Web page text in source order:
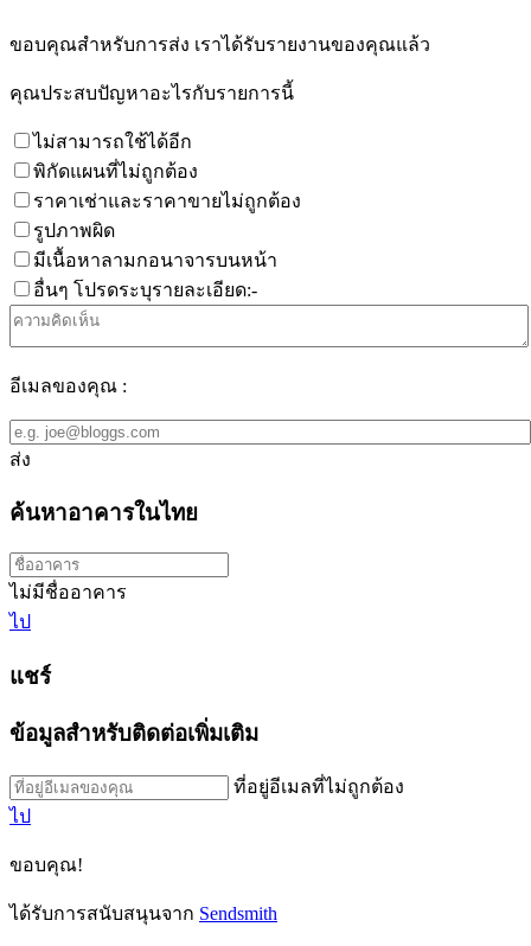
ขอบคุณสำหรับการส่ง เราได้รับรายงานของคุณแล้ว
คุณประสบปัญหาอะไรกับรายการนี้
ไม่สามารถใช้ได้อีก
พิกัดแผนที่ไม่ถูกต้อง
ราคาเช่าและราคาขายไม่ถูกต้อง
รูปภาพผิด
มีเนื้อหาลามกอนาจารบนหน้า
อื่นๆ โปรดระบุรายละเอียด:-
อีเมลของคุณ :
ส่ง
ค้นหาอาคารในไทย
ไม่มีชื่ออาคาร
ไป
แชร์
ข้อมูลสำหรับติดต่อเพิ่มเติม
ที่อยู่อีเมลที่ไม่ถูกต้อง
ไป
ขอบคุณ!
ได้รับการสนับสนุนจาก Sendsmith